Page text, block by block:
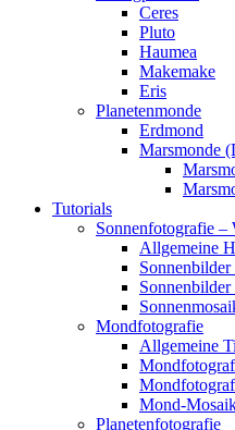
Ceres
Pluto
Haumea
Makemake
Eris
Planetenmonde
Erdmond
Marsmonde
Tutorials
Sonnenfotografie –
Allgemeine
Mondfotografie
Allgemeine
Mond-
Planetenfotografie